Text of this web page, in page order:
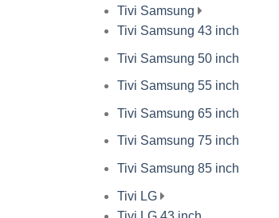
Tivi Samsung
Tivi Samsung 43 inch
Tivi Samsung 50 inch
Tivi Samsung 55 inch
Tivi Samsung 65 inch
Tivi Samsung 75 inch
Tivi Samsung 85 inch
Tivi LG